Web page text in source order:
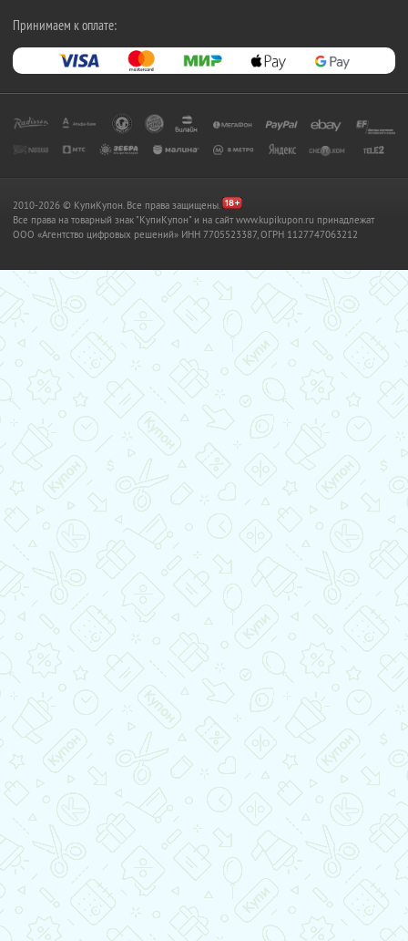
Принимаем к оплате:
2010-2026 © КупиКупон. Все права защищены.
Все права на товарный знак "КупиКупон" и на сайт www.kupikupon.ru принадлежат
OOO «Агентство цифровых решений» ИНН 7705523387, ОГРН 1127747063212